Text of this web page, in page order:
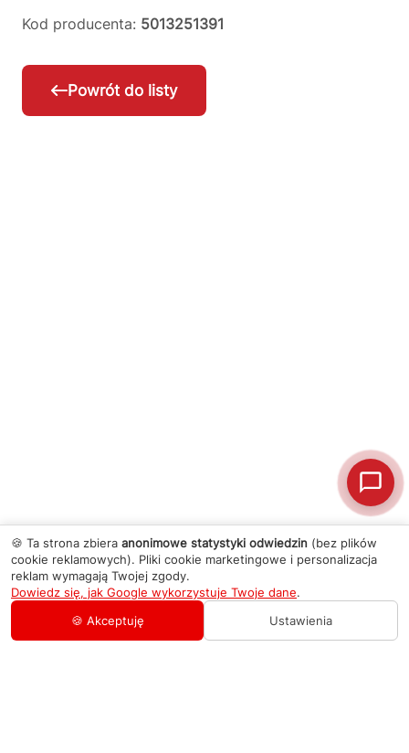
Kod producenta: 5013251391
Powrót do listy
🍪 Ta strona zbiera anonimowe statystyki odwiedzin (bez plików
cookie reklamowych). Pliki cookie marketingowe i personalizacja
reklam wymagają Twojej zgody.
Dowiedz się, jak Google wykorzystuje Twoje dane.
🍪 Akceptuję
Ustawienia